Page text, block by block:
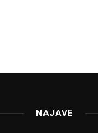
NAJAVE